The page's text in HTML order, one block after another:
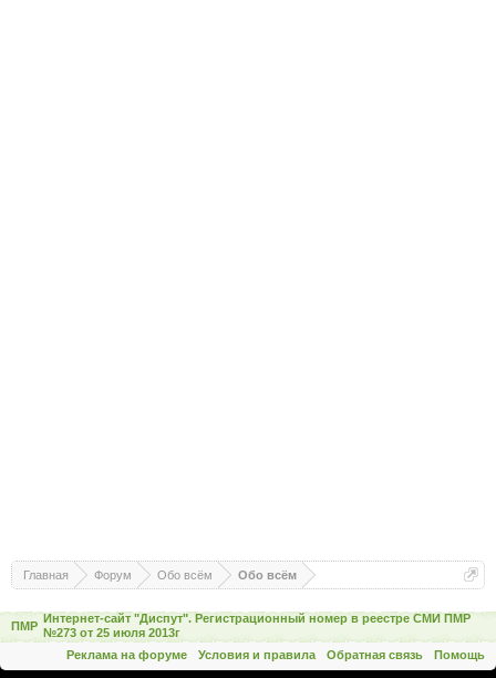
Главная Форум Обо всём Обо всём
ПМР
Интернет-сайт "Диспут". Регистрационный номер в реестре СМИ ПМР
№273 от 25 июля 2013г
Реклама на форуме
Условия и правила Обратная связь Помощь